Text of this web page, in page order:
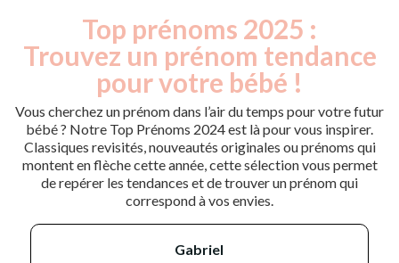
Top prénoms 2025 :
Trouvez un prénom tendance
pour votre bébé !
Vous cherchez un prénom dans l’air du temps pour votre futur
bébé ? Notre Top Prénoms 2024 est là pour vous inspirer.
Classiques revisités, nouveautés originales ou prénoms qui
montent en flèche cette année, cette sélection vous permet
de repérer les tendances et de trouver un prénom qui
correspond à vos envies.
gabriel